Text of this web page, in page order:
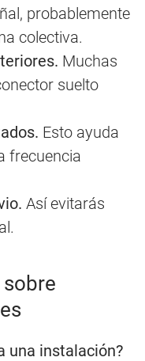
probablemente
colectiva.
Muchas
suelto
Esto ayuda
frecuencia
Así evitarás
una instalación?